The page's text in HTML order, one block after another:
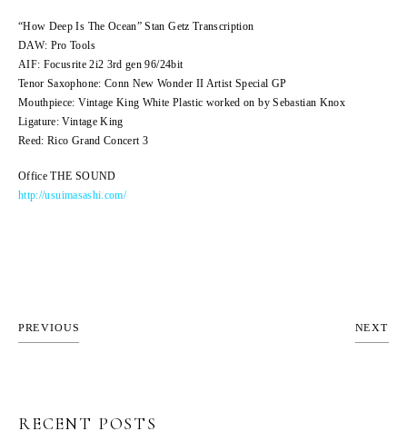
“How Deep Is The Ocean” Stan Getz Transcription
DAW: Pro Tools
AIF: Focusrite 2i2 3rd gen 96/24bit
Tenor Saxophone: Conn New Wonder II Artist Special GP
Mouthpiece: Vintage King White Plastic worked on by Sebastian Knox
Ligature: Vintage King
Reed: Rico Grand Concert 3
Office THE SOUND
http://usuimasashi.com/
PREVIOUS NEXT
RECENT POSTS